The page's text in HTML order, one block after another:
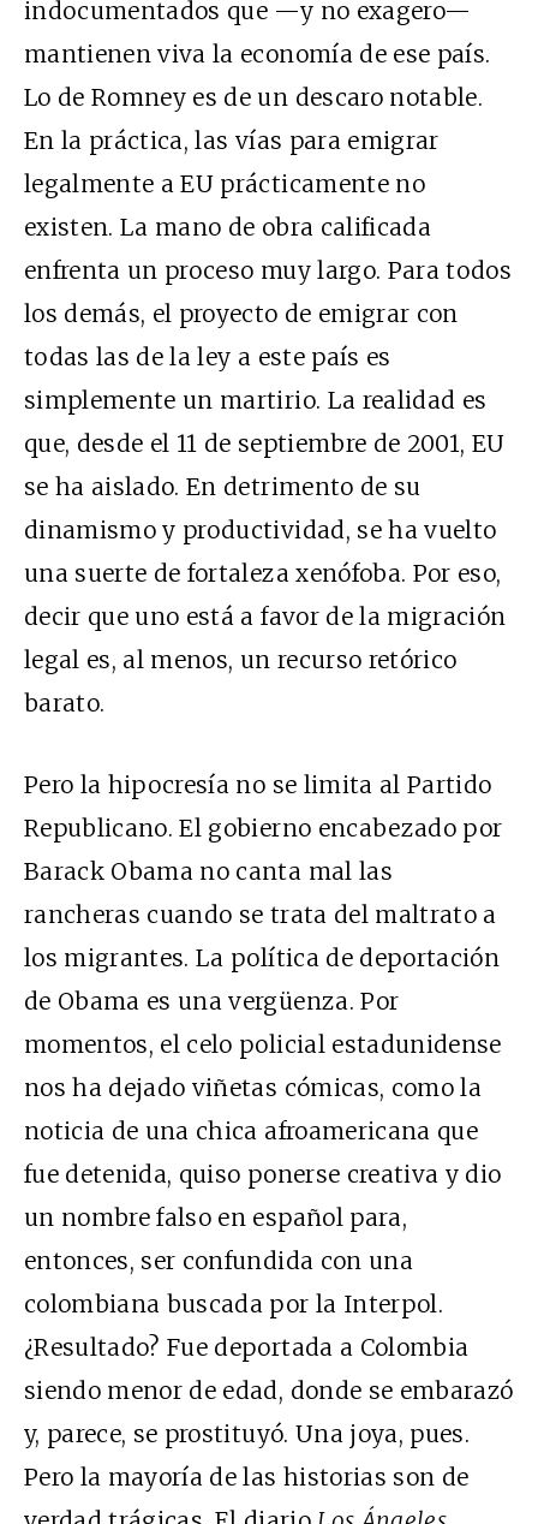
indocumentados que —y no exagero—
mantienen viva la economía de ese país.
Lo de Romney es de un descaro notable.
En la práctica, las vías para emigrar
legalmente a EU prácticamente no
existen. La mano de obra calificada
enfrenta un proceso muy largo. Para todos
los demás, el proyecto de emigrar con
todas las de la ley a este país es
simplemente un martirio. La realidad es
que, desde el 11 de septiembre de 2001, EU
se ha aislado. En detrimento de su
dinamismo y productividad, se ha vuelto
una suerte de fortaleza xenófoba. Por eso,
decir que uno está a favor de la migración
legal es, al menos, un recurso retórico
barato.
Pero la hipocresía no se limita al Partido
Republicano. El gobierno encabezado por
Barack Obama no canta mal las
rancheras cuando se trata del maltrato a
los migrantes. La política de deportación
de Obama es una vergüenza. Por
momentos, el celo policial estadunidense
nos ha dejado viñetas cómicas, como la
noticia de una chica afroamericana que
fue detenida, quiso ponerse creativa y dio
un nombre falso en español para,
entonces, ser confundida con una
colombiana buscada por la Interpol.
¿Resultado? Fue deportada a Colombia
siendo menor de edad, donde se embarazó
y, parece, se prostituyó. Una joya, pues.
Pero la mayoría de las historias son de